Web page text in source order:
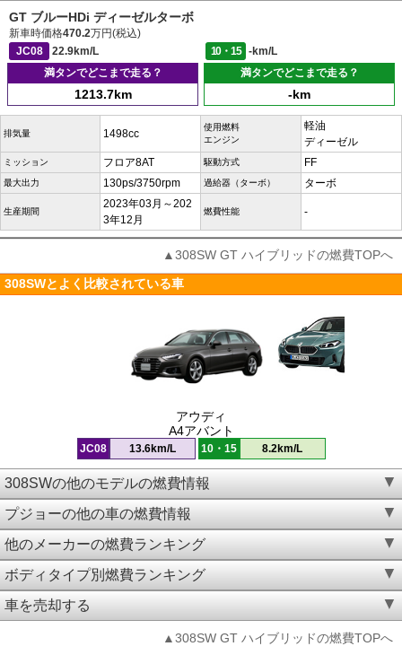
GT ブルーHDi ディーゼルターボ
新車時価格470.2万円(税込)
JC08
22.9km/L 10・15
-km/L
満タンでどこまで走る？
1213.7km
満タンでどこまで走る？
-km
排気量 1498cc
使用燃料
エンジン
軽油
ディーゼル
ミッション フロア8AT 駆動方式 FF
最大出力 130ps/3750rpm 過給器（ターボ） ターボ
生産期間
2023年03月～202
3年12月
燃費性能 -
▲308SW GT ハイブリッドの燃費TOPへ
308SWとよく比較されている車
アウディ
A4アバント
JC08 13.6km/L 10・15 8.2km/L
308SWの他のモデルの燃費情報
プジョーの他の車の燃費情報
他のメーカーの燃費ランキング
ボディタイプ別燃費ランキング
車を売却する
▲308SW GT ハイブリッドの燃費TOPへ